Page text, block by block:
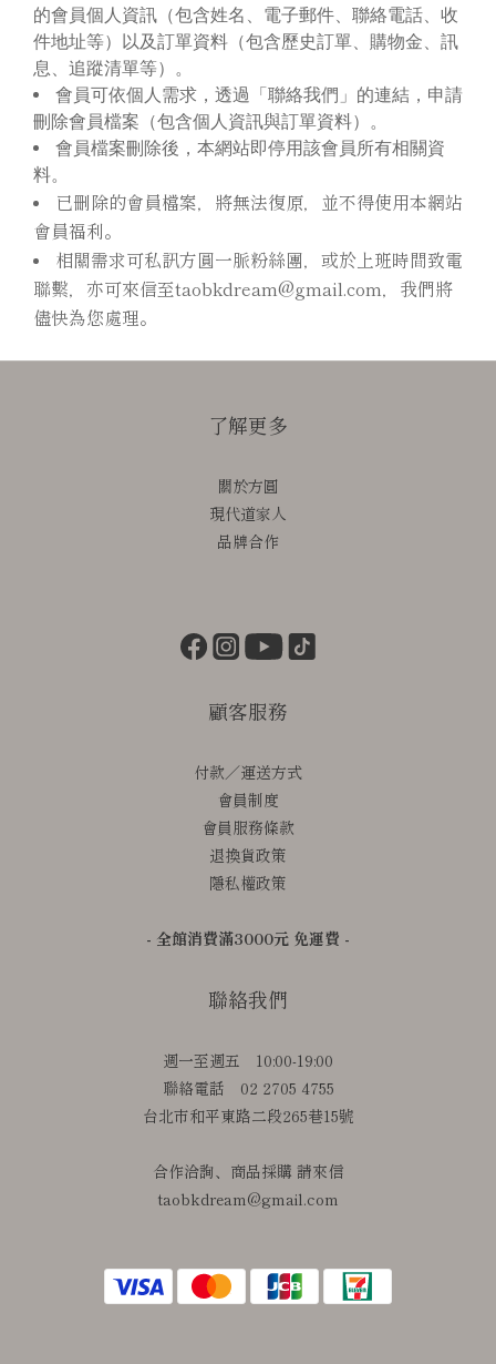
的會員個人資訊 （包含姓名、電子郵件、聯絡電話、收
件地址等）以及訂單資料（包含歷史訂單、購物金、訊
息、追蹤清單等）。
會員可依個人需求，透過「聯絡我們」的連結，申請
刪除會員檔案（包含個人資訊與訂單資料）。
會員檔案刪除後，本網站即停用該會員所有相關資
料。
已刪除的會員檔案，將無法復原，並不得使用本網站
會員福利。
相關需求可私訊方圓一脈粉絲團，或於上班時間致電
聯繫，亦可來信至taobkdream@gmail.com，我們將
儘快為您處理。
了解更多
關於方圓
現代道家人
品牌合作
顧客服務
付款／運送方式
會員制度
會員服務條款
退換貨政策
隱私權政策
- 全館消費滿3000元 免運費 -
聯絡我們
週一至週五 10:00-19:00
聯絡電話 02 2705 4755
台北市和平東路二段265巷15號
合作洽詢、商品採購 請來信
taobkdream@gmail.com